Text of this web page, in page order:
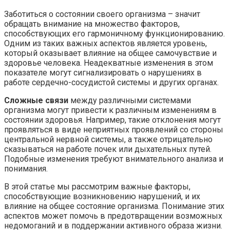
Заботиться о состоянии своего организма – значит
обращать внимание на множество факторов,
способствующих его гармоничному функционированию.
Одним из таких важных аспектов является уровень,
который оказывает влияние на общее самочувствие и
здоровье человека. Неадекватные изменения в этом
показателе могут сигнализировать о нарушениях в
работе сердечно-сосудистой системы и других органах.
Сложные связи между различными системами
организма могут привести к различным изменениям в
состоянии здоровья. Например, такие отклонения могут
проявляться в виде неприятных проявлений со стороны
центральной нервной системы, а также отрицательно
сказываться на работе почек или дыхательных путей.
Подобные изменения требуют внимательного анализа и
понимания.
В этой статье мы рассмотрим важные факторы,
способствующие возникновению нарушений, и их
влияние на общее состояние организма. Понимание этих
аспектов может помочь в предотвращении возможных
недомоганий и в поддержании активного образа жизни.